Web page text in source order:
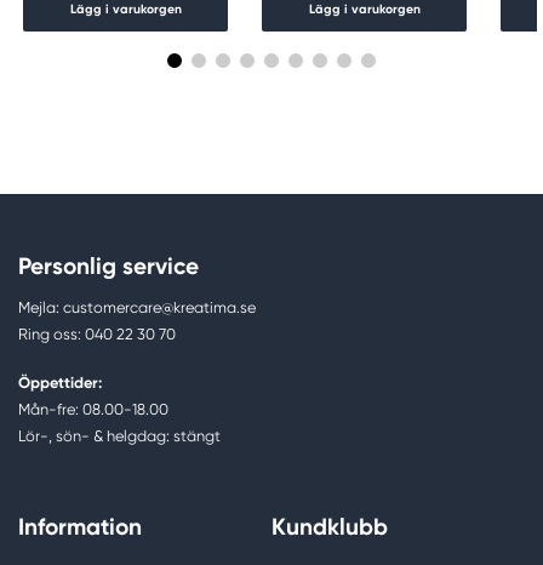
Lägg i varukorgen Lägg i varukorgen
Personlig service
Mejla: customercare@kreatima.se
Ring oss: 040 22 30 70
Öppettider:
Mån-fre: 08.00-18.00
Lör-, sön- & helgdag: stängt
Information Kundklubb